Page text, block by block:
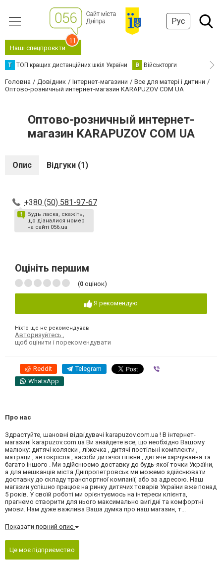
Рус
Наші спецпроєкти
11
Т ТОП кращих дистанційних шкіл України В Військторги
Головна Довідник Інтернет-магазини
Все для матері і дитини
Оптово-розничный интернет-магазин KARAPUZOV COM UA
Оптово-розничный интернет-
магазин KARAPUZOV COM UA
Опис Відгуки (1)
+380 (50) 581-97-67
Будь ласка, скажіть,
що дізналися номер
на сайті 056.ua
Оцініть першим
(0 оцінок)
Я рекомендую
Ніхто ще не рекомендував
Авторизуйтесь
щоб оцінити і порекомендувати
Reddit Telegram
WhatsApp
Про нас
Здрастуйте, шановні відвідувачі karapuzov.com.ua ! В інтернет-
магазині karapuzov.com.ua Ви знайдете все, що необхідно Вашому
малюку: дитячі коляски , ліжечка , дитячі постільні комплекти ,
матраци , автокрісла , засоби дитячої гігієни , дитяче харчування та
багато іншого . Ми здійснюємо доставку до будь-якої точки України,
а для мешканців міста Дніпропетровськ ми можемо здійснювати
доставку до складу транспортної компанії, або за адресою. Наш
магазин успішно працює на ринку дитячих товарів України вже понад
5 років. У своїй роботі ми орієнтуємось на інтереси клієнта,
прагнемо створити для нього максимально вигідні та комфортні
умови. Нам дуже важлива Ваша думка про наш магазин, т...
Показати повний опис
Це моє підприємство